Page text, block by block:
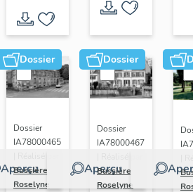
Dossier
Aperçu
Dossier
IA78000465
Bussière
Roselyne
Dossier
Aperçu
Dossier
IA78000467
Bussière
Roselyne